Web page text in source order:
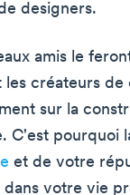
designers.
amis le
les créateurs de
sur la
C'est pourquoi
et de votre
votre vie